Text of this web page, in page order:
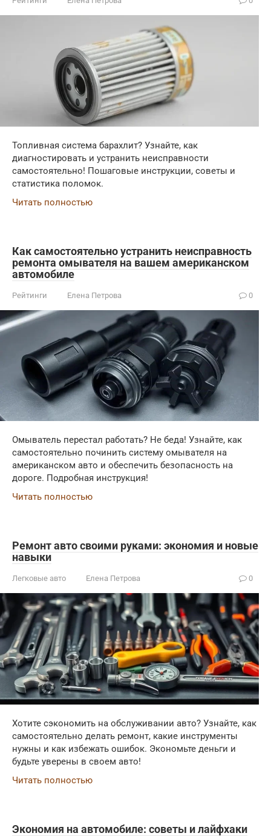
Топливная система барахлит? Узнайте, как
диагностировать и устранить неисправности
самостоятельно! Пошаговые инструкции, советы и
статистика поломок.
Читать полностью
Как самостоятельно устранить неисправность
ремонта омывателя на вашем американском
автомобиле
Рейтинги Елена Петрова 0
Омыватель перестал работать? Не беда! Узнайте, как
самостоятельно починить систему омывателя на
американском авто и обеспечить безопасность на
дороге. Подробная инструкция!
Читать полностью
Ремонт авто своими руками: экономия и новые
навыки
Легковые авто Елена Петрова 0
Хотите сэкономить на обслуживании авто? Узнайте, как
самостоятельно делать ремонт, какие инструменты
нужны и как избежать ошибок. Экономьте деньги и
будьте уверены в своем авто!
Читать полностью
Экономия на автомобиле: советы и лайфхаки